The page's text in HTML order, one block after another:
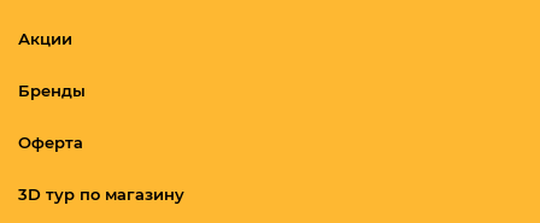
Акции
Бренды
Оферта
3D тур по магазину